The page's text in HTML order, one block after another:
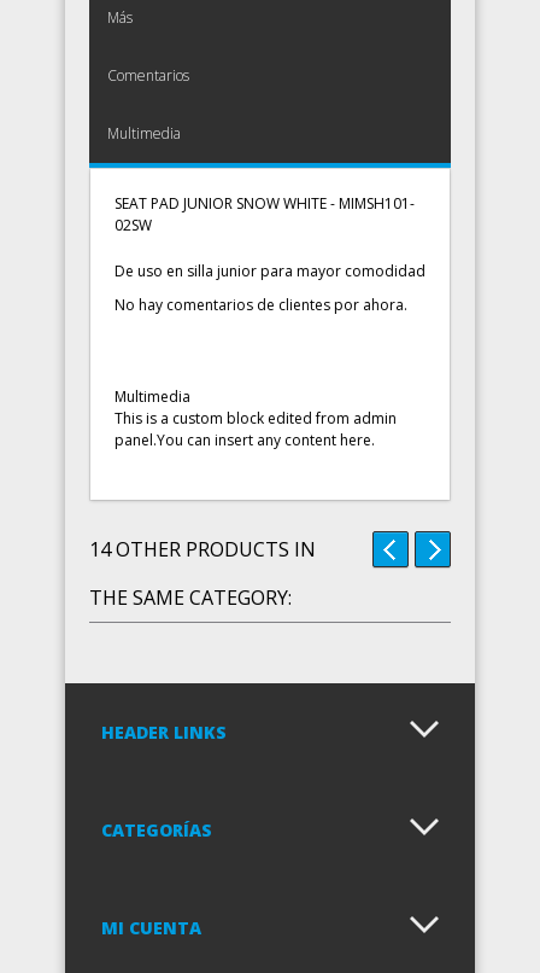
Más
Comentarios
Multimedia
SEAT PAD JUNIOR SNOW WHITE - MIMSH101-
02SW
De uso en silla junior para mayor comodidad
No hay comentarios de clientes por ahora.
Multimedia
This is a custom block edited from admin
panel.You can insert any content here.
14 OTHER PRODUCTS IN
THE SAME CATEGORY:
HEADER LINKS
CATEGORÍAS
MI CUENTA